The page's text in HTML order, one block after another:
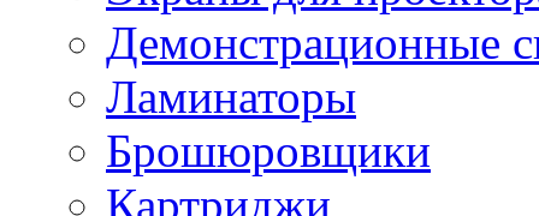
Демонстрационные
Ламинаторы
Брошюровщики
Картриджи